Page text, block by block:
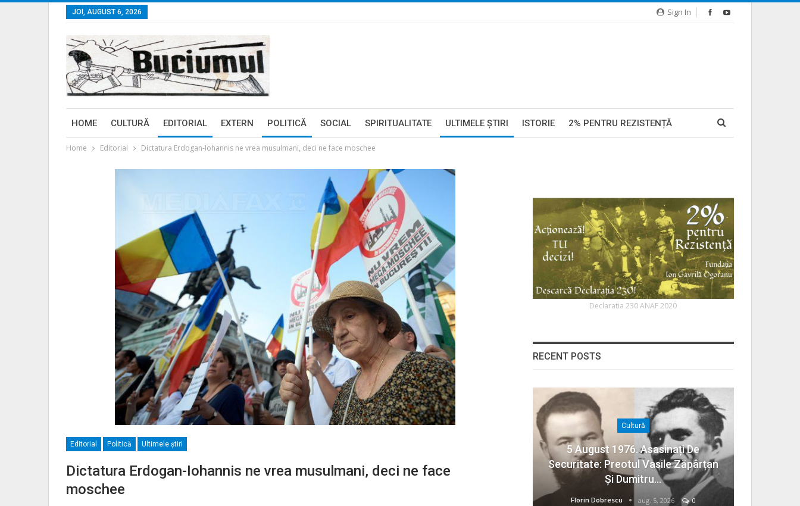
Sign In
JOI, AUGUST 6, 2026
HOME CULTURĂ EDITORIAL EXTERN POLITICĂ SOCIAL SPIRITUALITATE ULTIMELE ŞTIRI ISTORIE 2% PENTRU REZISTENȚĂ
Home Editorial Dictatura Erdogan-Iohannis ne vrea musulmani, deci ne face moschee
Editorial Politică Ultimele ştiri
Dictatura Erdogan-Iohannis ne vrea musulmani, deci ne face
moschee
Declaratia 230 ANAF 2020
RECENT POSTS
Cultură
5 August 1976. Asasinați De
Securitate: Preotul Vasile Zăpârțan
Și Dumitru…
Florin Dobrescu aug. 5, 2026 0